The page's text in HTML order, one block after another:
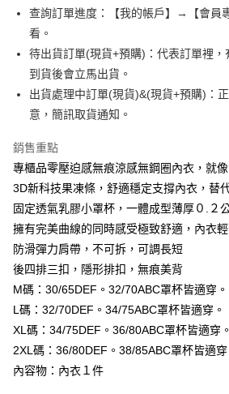
３．安心：先確認商品／服務後，再付款。
【「AFTEE先享後付」結帳流程】
１．於結帳方式選擇「AFTEE先享後付」後，
２．訂單成立數日內，您將收到繳費通知簡訊。
３．收到繳費通知簡訊後14天內，點擊此簡訊
ATM／網路銀行／等多元方式進行付款，方視為
※ 請注意：結帳手續完成當下不需立刻繳費，但
後付繳納相關費用。
※ 交易是否成功請以「AFTEE先享後付 」之結
是否繳費成功／繳費後需取消欲退款等相關疑問
客戶支援中心」https://
【注意事項】
易，需依本服務之必要範圍內提供個人資料，並
權轉讓予恩沛科技股份有限公司。
２．關於個人資料處理事宜，請瀏覽以下網址：
https://aftee.tw/terms/#terms3
３．未成年的使用者請事先徵得法定代理人或監
「AFTEE先享後付」，若未經同意申辦者引起之
４．使用「AFTEE先享後付」時，將依據個別帳
時審查核予不同之上限額度；若仍有額度不足之
全家取貨付款
每筆NT$99,999
付款後全家取貨
每筆NT$99,999
7-11取貨付款
付款後7-11取貨
每筆NT$99,999
每筆NT$99,999
國際空運 lnternational air parcel
查詢訂單進度：【我的帳戶】→【會員
看。
待出貨訂單(現貨+預購)：代表訂單裡
到貨後會立馬出貨。
出貨處理中訂單(現貨)&(現貨+預購)：
意，簡訊取貨通知。
銷售重點
專櫃品零壓迫感無痕涼感無鋼圈內衣，就像
3D新科技果凍條，舒適穩定支撐內衣，替
固定透氣乳膠小罩杯，一體成型薄厚０.２
擁有完美曲線的同時感受極致舒適，內衣
防滑彈力肩帶，不可拆，可調長短
後四排三扣，隱形排扣，無痕美背
M碼：30/65DEF。32/70ABC罩杯皆適穿。
L碼：32/70DEF。34/75ABC罩杯皆適穿。
XL碼：34/75DEF。36/80ABC罩杯皆適穿。
2XL碼：36/80DEF。38/85ABC罩杯皆適穿
內容物：內衣１件